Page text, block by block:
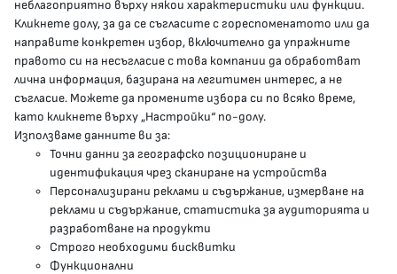
МЗ В СОЦИАЛНИТЕ МРЕЖИ
Facebook страница
Instragram профил
YouTube канал
Threads профил
Карта на сайта
неблагоприятно върху някои характеристики или функции.
Кликнете долу, за да се съгласите с гореспоменатото или да
направите конкретен избор, включително да упражните
правото си на несъгласие с това компании да обработват
лична информация, базирана на легитимен интерес, а не
съгласие. Можете да промените избора си по всяко време,
като кликнете върху „Настройки“ по-долу.
Използваме данните ви за:
Точни данни за географско позициониране и
идентификация чрез сканиране на устройства
Персонализирани реклами и съдържание, измерване на
реклами и съдържание, статистика за аудиторията и
разработване на продукти
Строго необходими бисквитки
Функционални